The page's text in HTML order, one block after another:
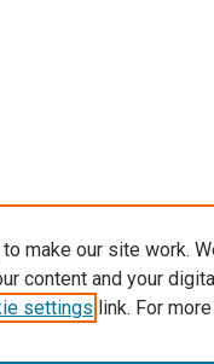
make our site work.
content and your
settings link. For